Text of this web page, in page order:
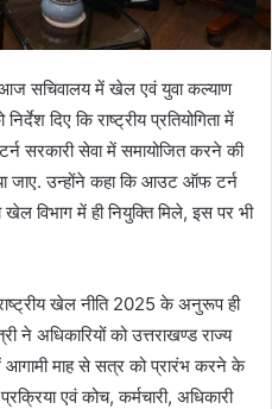
आज सचिवालय में खेल एवं युवा कल्याण
दिए कि राष्ट्रीय प्रतियोगिता में
सरकारी सेवा में समायोजित करने की
जाए. उन्होंने कहा कि आउट ऑफ टर्न
विभाग में ही नियुक्ति मिले, इस पर भी
खेल नीति 2025 के अनुरूप ही
ने अधिकारियों को उत्तराखण्ड राज्य
में आगामी माह से सत्र को प्रारंभ करने के
एवं कोच, कर्मचारी, अधिकारी